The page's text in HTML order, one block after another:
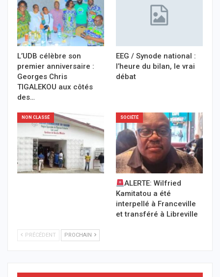
L’UDB célèbre son
premier anniversaire :
Georges Chris
TIGALEKOU aux côtés
des…
EEG / Synode national :
l’heure du bilan, le vrai
débat
NON CLASSÉ SOCIÉTÉ
ALERTE: Wilfried
Kamitatou a été
interpellé à Franceville
et transféré à Libreville
PRÉCÉDENT PROCHAIN